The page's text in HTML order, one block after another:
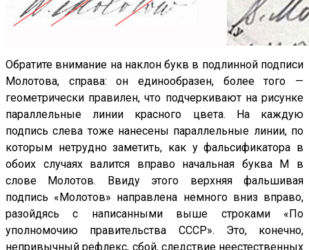
Обратите внимание на наклон букв в подлинной подписи
Молотова, справа: он единообразен, более того —
геометрически правилен, что подчеркивают на рисунке
параллельные линии красного цвета. На каждую
подпись слева тоже нанесены параллельные линии, по
которым нетрудно заметить, как у фальсификатора в
обоих случаях валится вправо начальная буква М в
слове Молотов. Ввиду этого верхняя фальшивая
подпись «Молотов» направлена немного вниз вправо,
разойдясь с написанными выше строками «По
уполномочию правительства СССР». Это, конечно,
непривычный рефлекс, сбой, следствие неестественных